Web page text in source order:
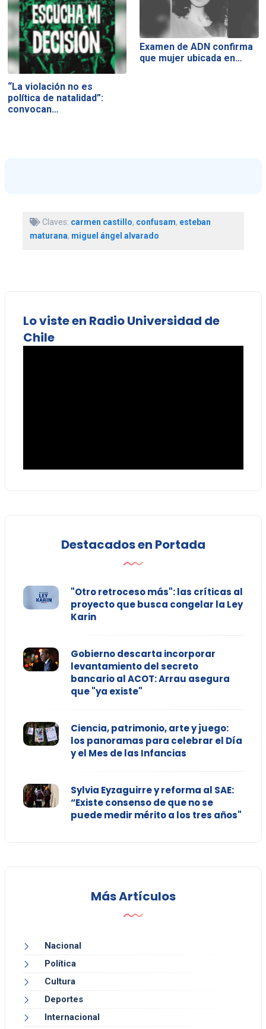
“La violación no es
política de natalidad”:
convocan…
Examen de ADN confirma
que mujer ubicada en…
Claves: carmen castillo, confusam, esteban
maturana, miguel ángel alvarado
Lo viste en Radio Universidad de
Chile
Destacados en Portada
"Otro retroceso más": las críticas al
proyecto que busca congelar la Ley
Karin
Gobierno descarta incorporar
levantamiento del secreto
bancario al ACOT: Arrau asegura
que "ya existe"
Ciencia, patrimonio, arte y juego:
los panoramas para celebrar el Día
y el Mes de las Infancias
Sylvia Eyzaguirre y reforma al SAE:
“Existe consenso de que no se
puede medir mérito a los tres años"
Más Artículos
Nacional
Política
Cultura
Deportes
Internacional